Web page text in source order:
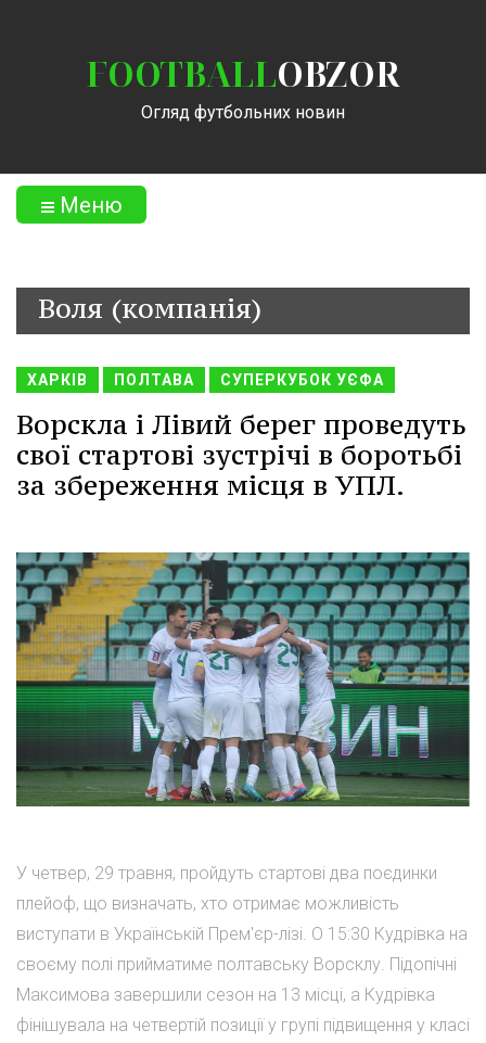
FOOTBALLOBZOR
Огляд футбольних новин
Меню
Воля (компанія)
ХАРКІВ ПОЛТАВА СУПЕРКУБОК УЄФА
Ворскла і Лівий берег проведуть
свої стартові зустрічі в боротьбі
за збереження місця в УПЛ.
У четвер, 29 травня, пройдуть стартові два поєдинки
плейоф, що визначать, хто отримає можливість
виступати в Українській Прем'єр-лізі. О 15:30 Кудрівка на
своєму полі прийматиме полтавську Ворсклу. Підопічні
Максимова завершили сезон на 13 місці, а Кудрівка
фінішувала на четвертій позиції у групі підвищення у класі